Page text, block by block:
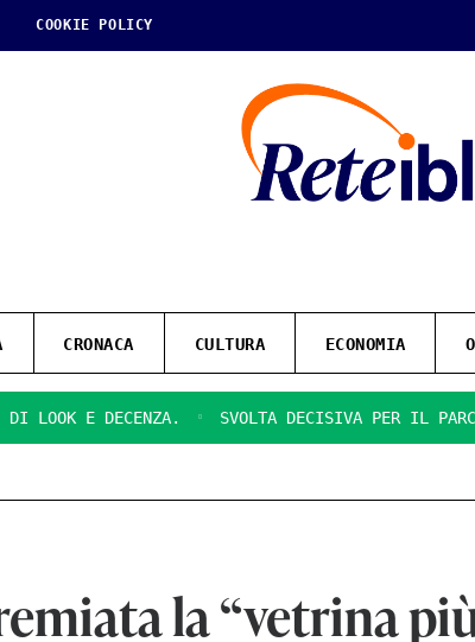
COOKIE POLICY
CRONACA CULTURA ECONOMIA
E DECENZA. SVOLTA DECISIVA PER IL
la “vetrina